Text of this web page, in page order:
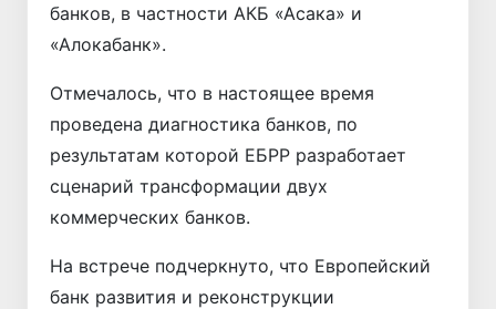
банков, в частности АКБ «Асака» и
«Алокабанк».
Отмечалось, что в настоящее время
проведена диагностика банков, по
результатам которой ЕБРР разработает
сценарий трансформации двух
коммерческих банков.
На встрече подчеркнуто, что Европейский
банк развития и реконструкции